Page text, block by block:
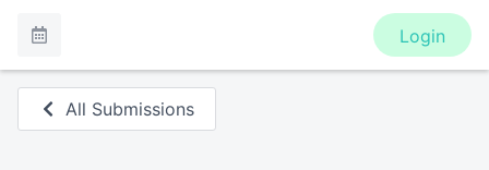
Login
All Submissions